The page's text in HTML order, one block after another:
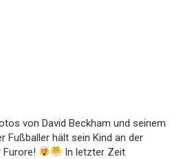
von David Beckham und seinem
Fußballer hält sein Kind an der
In letzter Zeit